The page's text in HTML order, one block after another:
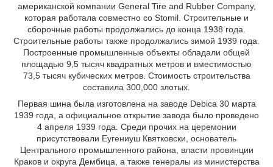
американской компании General Tire and Rubber Company,
которая работала совместно со Stomil. Строительные и
сборочные работы продолжались до конца 1938 года.
Строительные работы также продолжались зимой 1939 года.
Построенные промышленные объекты обладали общей
площадью 9,5 тысяч квадратных метров и вместимостью
73,5 тысяч кубических метров. Стоимость строительства
составила 300,000 злотых.
Первая шина была изготовлена на заводе Debica 30 марта
1939 года, а официальное открытие завода было проведено
4 апреля 1939 года. Среди прочих на церемонии
присутствовали Еугениуш Квятковски, основатель
Центрального промышленного района, власти провинции
Краков и округа Дембица, а также генералы из министерства